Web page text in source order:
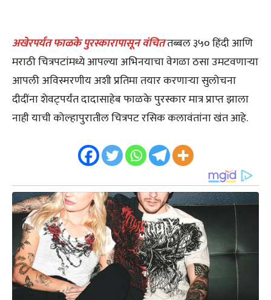
अखेरपर्यंत फाळके पुरस्कारापासून वंचिततब्बल ३५० हिंदी आणि
मराठी चित्रपटांमध्ये आपल्या अभिनयाचा वेगळा ठसा उमटवणाऱ्या
आपली अविस्मरणीय अशी प्रतिमा तयार करणाऱ्या सुलोचना
दीदींना शेवट्पर्यंत दादासाहेब फाळके पुरस्कार मात्र प्राप्त झाला
नाही याची कोल्हापुरातील चित्रपट रसिक कलावंतांना खंत आहे.